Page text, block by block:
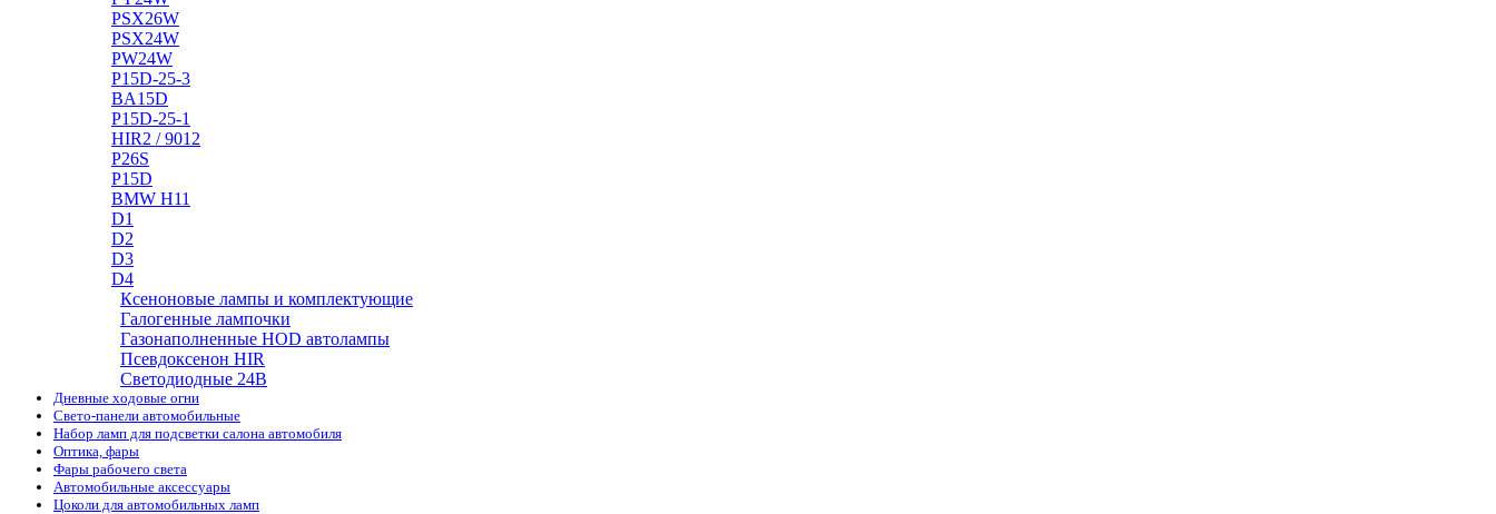
PSX26W
PSX24W
PW24W
P15D-25-3
BA15D
P15D-25-1
HIR2 / 9012
P26S
P15D
BMW H11
D1
D2
D3
D4
Ксеноновые лампы и комплектующие
Галогенные лампочки
Газонаполненные HOD автолампы
Псевдоксенон HIR
Cветодиодные 24B
Дневные ходовые огни
Свето-панели автомобильные
Набор ламп для подсветки салона автомобиля
Оптика, фары
Фары рабочего света
Автомобильные аксессуары
Цоколи для автомобильных ламп